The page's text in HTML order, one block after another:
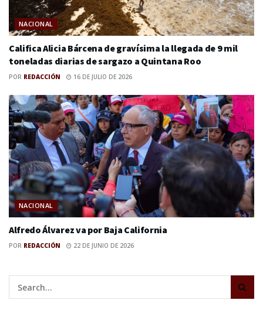
NACIONAL
Califica Alicia Bárcena de gravísima la llegada de 9 mil
toneladas diarias de sargazo a Quintana Roo
POR REDACCIÓN 16 DE JULIO DE 2026
NACIONAL
Alfredo Álvarez va por Baja California
POR REDACCIÓN 22 DE JUNIO DE 2026